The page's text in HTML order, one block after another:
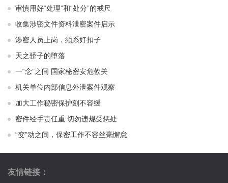
审慎用好“处理”和“处分”的戒尺
收集涉密文件资料泄密案件启示
涉密人员上岗，须系好扣子
天之骄子的堕落
一“念”之间 国家秘密安危攸关
机关单位内部信息外泄案件观察
加大工作秘密保护刻不容缓
密件经手责任重 切勿违规受惩处
“变”动之间，保密工作不容丝毫懈怠
友情链接：